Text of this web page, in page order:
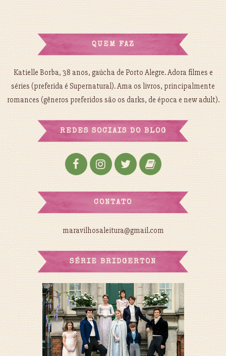
QUEM FAZ
Katielle Borba, 38 anos, gaúcha de Porto Alegre. Adora filmes e
séries (preferida é Supernatural). Ama os livros, principalmente
romances (gêneros preferidos são os darks, de época e new adult).
REDES SOCIAIS DO BLOG
CONTATO
maravilhosaleitura@gmail.com
SÉRIE BRIDGERTON